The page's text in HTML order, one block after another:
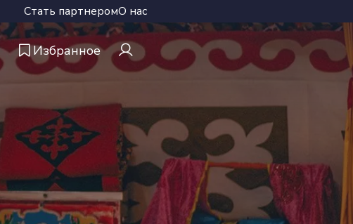
Стать партнеромО нас
Избранное